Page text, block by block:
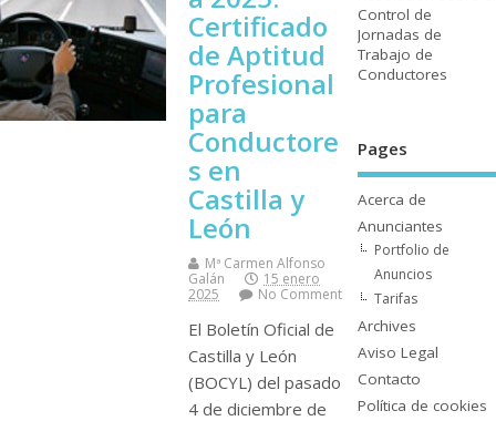
Certificado
de Aptitud
Profesional
para
Conductore
s en
Castilla y
León
Mª Carmen Alfonso
Galán
15 enero
2025
No Comment
El Boletín Oficial de
Castilla y León
(BOCYL) del pasado
4 de diciembre de
Control de
Jornadas de
Trabajo de
Conductores
Pages
Acerca de
Anunciantes
Portfolio de
Anuncios
Tarifas
Archives
Aviso Legal
Contacto
Polí­tica de cookies